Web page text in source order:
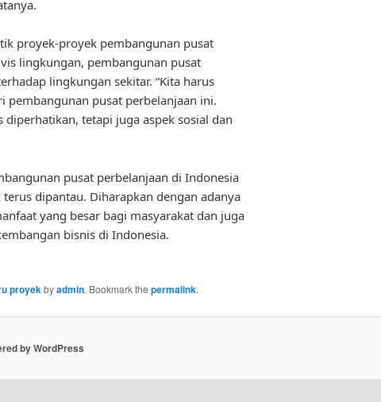
proyek-proyek pembangunan pusat
lingkungan, pembangunan pusat
lingkungan sekitar. “Kita harus
pusat perbelanjaan ini.
tetapi juga aspek sosial dan
pusat perbelanjaan di Indonesia
dipantau. Diharapkan dengan adanya
yang besar bagi masyarakat dan juga
bisnis di Indonesia.
proyekbyadmin. Bookmark the permalink.
by WordPress